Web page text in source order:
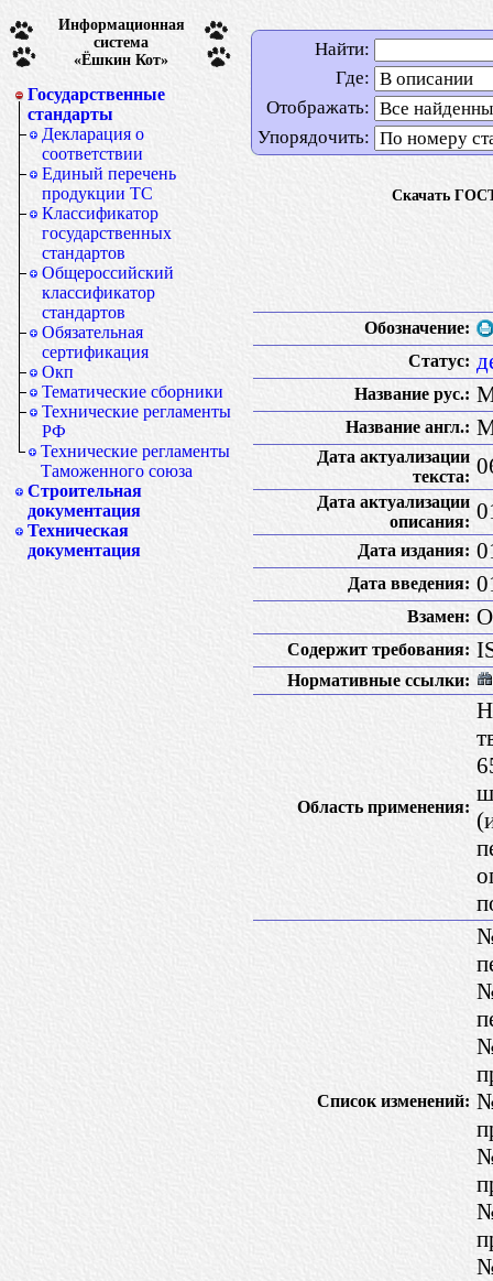
Информационная
система
«Ёшкин Кот»
Государственные
стандарты
Декларация о
соответствии
Единый перечень
продукции ТС
Классификатор
государственных
стандартов
Общероссийский
классификатор
стандартов
Обязательная
сертификация
Окп
Тематические сборники
Технические регламенты
РФ
Технические регламенты
Таможенного союза
Строительная
документация
Техническая
документация
Найти:
Где:
Отображать:
Упорядочить:
Скачать
Обозначение:
Статус:
Название рус.:
Название англ.:
Дата актуализации
текста:
Дата актуализации
описания:
Дата издания:
Дата введения:
Взамен:
Содержит требования:
Нормативные ссылки:
Область применения:
Список изменений: